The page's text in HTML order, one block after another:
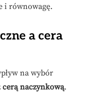
i równowagę.
a cera
na wybór
cerą naczynkową.